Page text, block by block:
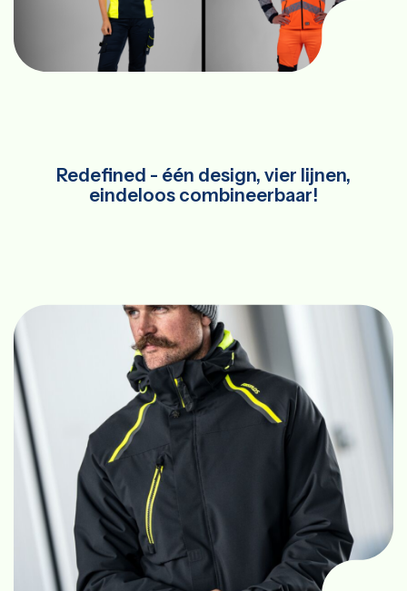
Redefined - één design, vier lijnen,
eindeloos combineerbaar!